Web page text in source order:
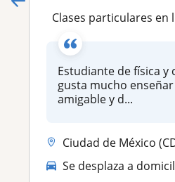
Clases particulares
Estudiante de física y
gusta mucho
amigable y d...
Ciudad de México
Se desplaza a